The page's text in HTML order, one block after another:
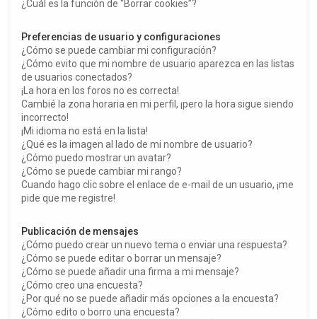
¿Cuál es la función de “Borrar cookies”?
Preferencias de usuario y configuraciones
¿Cómo se puede cambiar mi configuración?
¿Cómo evito que mi nombre de usuario aparezca en las listas
de usuarios conectados?
¡La hora en los foros no es correcta!
Cambié la zona horaria en mi perfil, ¡pero la hora sigue siendo
incorrecto!
¡Mi idioma no está en la lista!
¿Qué es la imagen al lado de mi nombre de usuario?
¿Cómo puedo mostrar un avatar?
¿Cómo se puede cambiar mi rango?
Cuando hago clic sobre el enlace de e-mail de un usuario, ¡me
pide que me registre!
Publicación de mensajes
¿Cómo puedo crear un nuevo tema o enviar una respuesta?
¿Cómo se puede editar o borrar un mensaje?
¿Cómo se puede añadir una firma a mi mensaje?
¿Cómo creo una encuesta?
¿Por qué no se puede añadir más opciones a la encuesta?
¿Cómo edito o borro una encuesta?